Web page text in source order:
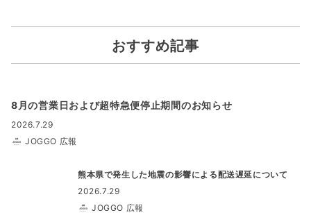
おすすめ記事
8月の営業日および超特急便停止期間のお知らせ
2026.7.29
JOGGO 広報
熊本県で発生した地震の影響による配送遅延について
2026.7.29
JOGGO 広報